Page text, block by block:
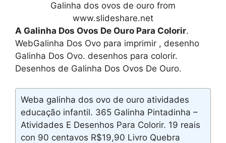
Galinha dos ovos de ouro from
www.slideshare.net
A Galinha Dos Ovos De Ouro Para Colorir.
WebGalinha Dos Ovo para imprimir , desenho
Galinha Dos Ovo. desenhos para colorir.
Desenhos de Galinha Dos Ovos De Ouro.
Weba galinha dos ovo de ouro atividades
educação infantil. 365 Galinha Pintadinha –
Atividades E Desenhos Para Colorir. 19 reais
con 90 centavos R$19,90 Livro Quebra